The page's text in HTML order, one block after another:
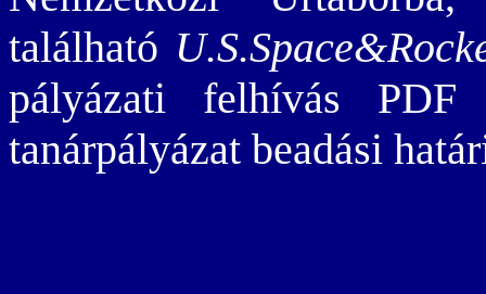
található
pályázati felhívás
tanárpályázat beadási